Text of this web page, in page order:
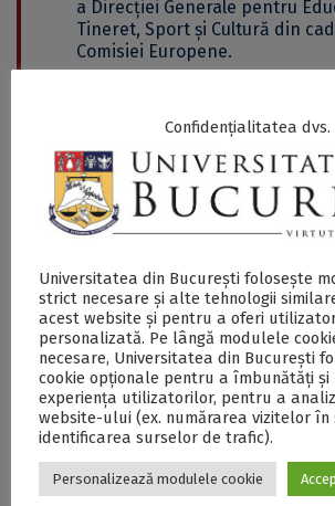
a Direcției Generale pentru
Tineret, Sport și Cultură din
Comisiei Europene.
Înregistrarea evenimentului și
cadrul acestuia pot fi accesate
dezvoltare a diplomei europene vor
încheierea proiectelor pilot prin
laborator de politici publice (policy
Comisiei Europene în care criteriile
necesare pentru ca diploma
implementată la nivel european, fie
învățământ superior, fie la nivelul
de universități, demers în care
Universității din București și ale Alianței
vor fi valorificate și continuate.
De altfel, deja, în prezent,
dezvoltă, alături de partenerii din
CIVIS, noi programe comune de studii
Confidențialitatea dvs.
Universitatea din București folosește
strict necesare și alte tehnologii
acest website și pentru a oferi
personalizată. Pe lângă modulele
necesare, Universitatea din București
cookie opționale pentru a îmbunătăți și
experiența utilizatorilor, pentru a
website-ului (ex. numărarea vizitelor în
identificarea surselor de trafic).
Personalizează modulele cookie